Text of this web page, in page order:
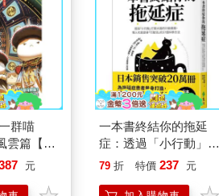
群喵
雲篇【萌
】
元
一本書終結你的拖延
症：透過「小行動」打
開大腦的行動開關，懶
79 折 特價 237 元